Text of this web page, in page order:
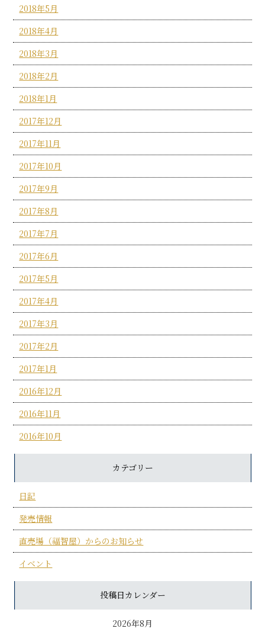
2018年5月
2018年4月
2018年3月
2018年2月
2018年1月
2017年12月
2017年11月
2017年10月
2017年9月
2017年8月
2017年7月
2017年6月
2017年5月
2017年4月
2017年3月
2017年2月
2017年1月
2016年12月
2016年11月
2016年10月
カテゴリー
日記
発売情報
直売場（福智屋）からのお知らせ
イベント
投稿日カレンダー
2026年8月